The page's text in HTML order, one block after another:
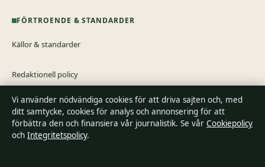
FÖRTROENDE & STANDARDER
Källor & standarder
Redaktionell policy
Rättelsepolicy
Tillgänglighetsredogörelse
Vi använder nödvändiga cookies för att driva sajten och, med
ditt samtycke, cookies för analys och annonsering för att
förbättra den och finansiera vår journalistik. Se vår Cookiepolicy
och Integritetspolicy.